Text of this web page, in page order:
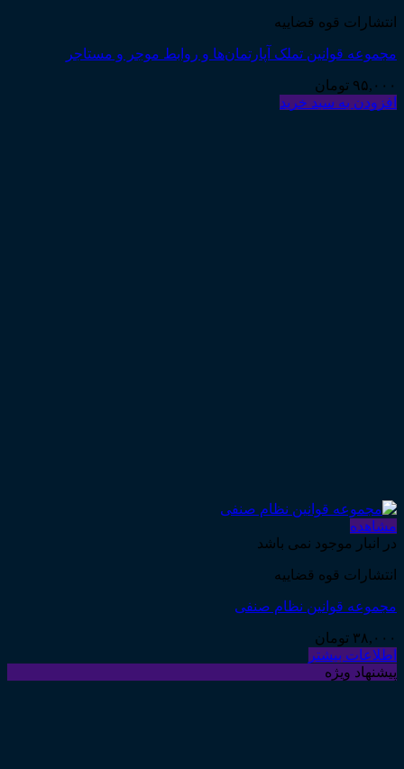
انتشارات قوه قضاییه
مجموعه قوانین تملک آپارتمان‌ها و روابط موجر و مستاجر
۹۵,۰۰۰ تومان
افزودن به سبد خرید
مشاهده
در انبار موجود نمی باشد
انتشارات قوه قضاییه
مجموعه قوانین نظام صنفی
۳۸,۰۰۰ تومان
اطلاعات بیشتر
پیشنهاد ویژه